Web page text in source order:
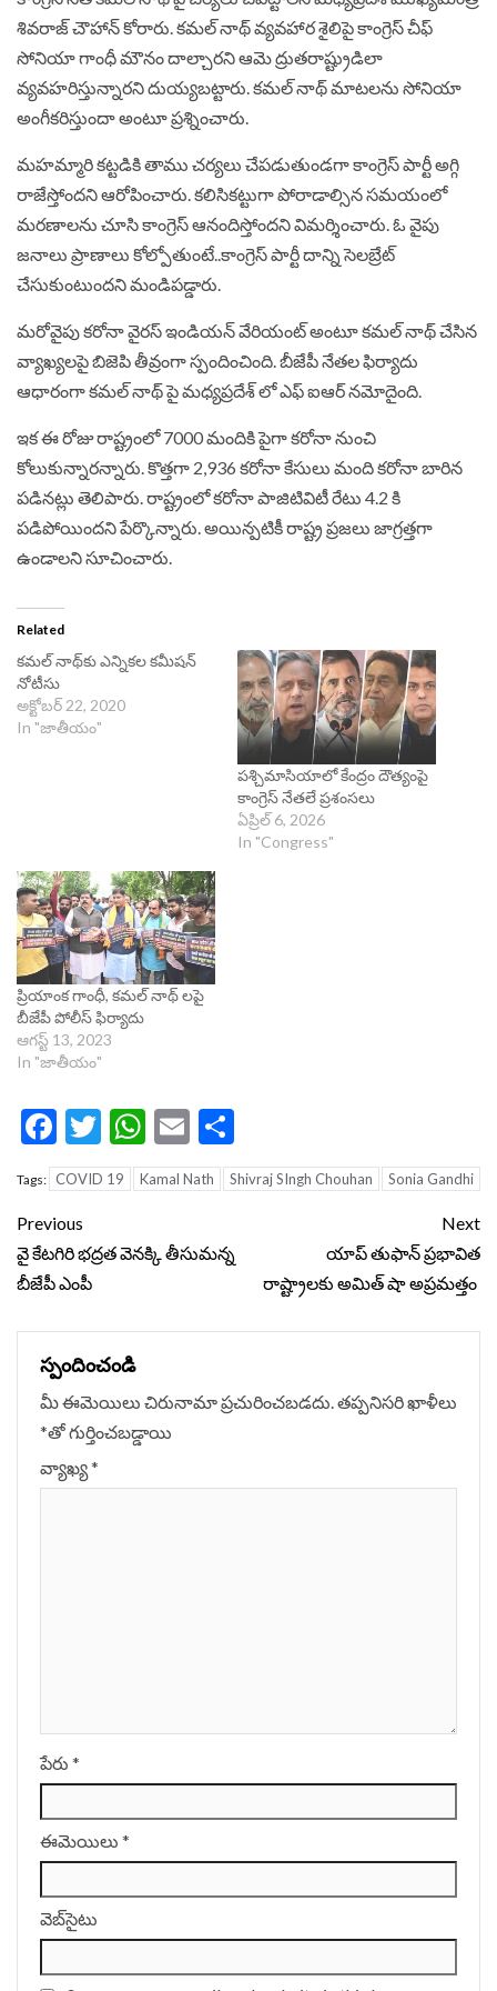
శివ‌రాజ్ చౌహాన్ కోరారు. క‌మ‌ల్ నాథ్ వ్య‌వ‌హార శైలిపై కాంగ్రెస్ చీఫ్
సోనియా గాంధీ మౌనం దాల్చార‌ని ఆమె ద్రుత‌రాష్ట్రుడిలా
వ్య‌వ‌హ‌రిస్తున్నార‌ని దుయ్య‌బ‌ట్టారు. కమల్‌ నాథ్‌ మాటలను సోనియా
అంగీకరిస్తుందా అంటూ ప్రశ్నించారు.
మ‌హ‌మ్మారి క‌ట్ట‌డికి తాము చ‌ర్య‌లు చేప‌డుతుండ‌గా కాంగ్రెస్ పార్టీ అగ్గి
రాజేస్తోంద‌ని ఆరోపించారు. క‌లిసిక‌ట్టుగా పోరాడాల్సిన స‌మ‌యంలో
మ‌ర‌ణాల‌ను చూసి కాంగ్రెస్ ఆనందిస్తోంద‌ని విమ‌ర్శించారు. ఓ వైపు
జనాలు ప్రాణాలు కోల్పోతుంటే..కాంగ్రెస్‌ పార్టీ దాన్ని సెలబ్రేట్‌
చేసుకుంటుందని మండిపడ్డారు.
మ‌రోవైపు క‌రోనా వైర‌స్ ఇండియ‌న్ వేరియంట్ అంటూ క‌మ‌ల్ నాథ్ చేసిన
వ్యాఖ్య‌ల‌పై బిజెపి తీవ్రంగా స్పందించింది. బీజేపీ నేత‌ల ఫిర్యాదు
ఆధారంగా క‌మ‌ల్ నాథ్ పై మ‌ధ్య‌ప్ర‌దేశ్ లో ఎఫ్ ఐఆర్ న‌మోదైంది.
ఇక ఈ రోజు రాష్ట్రంలో 7000 మందికి పైగా కరోనా నుంచి
కోలుకున్నారన్నారు. కొత్తగా 2,936 కరోనా కేసులు మంది కరోనా బారిన
పడినట్లు తెలిపారు. రాష్ట్రంలో కరోనా పాజిటివిటీ రేటు 4.2 కి
పడిపోయిందని పేర్కొన్నారు. అయిన్పటికీ రాష్ట్ర ప్రజలు జాగ్రత్తగా
ఉండాలని సూచించారు.
Related
కమల్‌ నాథ్‌కు ఎన్నికల కమీషన్
నోటీసు
అక్టోబర్ 22, 2020
In "జాతీయం"
పశ్చిమాసియాలో కేంద్రం దౌత్యంపై
కాంగ్రెస్ నేతలే ప్రశంసలు
ఏప్రిల్ 6, 2026
In "Congress"
ప్రియాంక గాంధీ, కమల్ నాథ్ లపై
బీజేపీ పోలీస్ ఫిర్యాదు
ఆగస్ట్ 13, 2023
In "జాతీయం"
Facebook
Twitter
WhatsApp
Email
Tags: COVID 19 Kamal Nath Shivraj SIngh Chouhan Sonia Gandhi
Continue
Reading
Previous
వై కేటగిరి భద్రత వెనక్కి తీసుమన్న
బీజేపీ ఎంపీ
Next
యాప్ తుఫాన్ ప్రభావిత
రాష్ట్రాలకు అమిత్ షా అప్రమత్తం
స్పందించండి
మీ ఈమెయిలు చిరునామా ప్రచురించబడదు.తప్పనిసరి ఖాళీలు
*‌తో గుర్తించబడ్డాయి
వ్యాఖ్య*
పేరు *
ఈమెయిలు *
వెబ్‌సైటు